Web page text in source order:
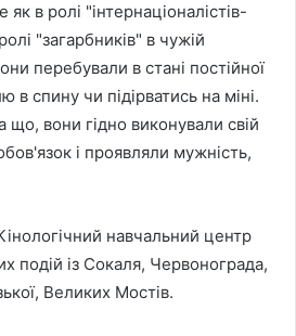
в ролі "інтернаціоналістів-
"загарбників" в чужій
перебували в стані постійної
в спину чи підірватись на міні.
вони гідно виконували свій
і проявляли мужність,
навчальний центр
подій із Сокаля, Червонограда,
Великих Мостів.